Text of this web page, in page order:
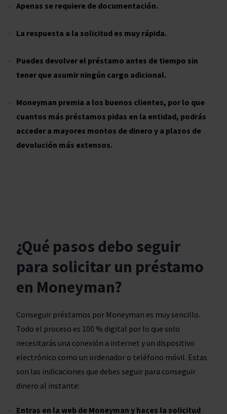
Apenas se requiere de documentación.
La respuesta a la solicitud es muy rápida.
Puedes devolver el préstamo antes de tiempo sin
tener que asumir ningún cargo adicional.
Moneyman premia a los buenos clientes, por lo que
cuantos más préstamos pidas en la entidad, podrás
acceder a mayores montos de dinero y a plazos de
devolución más extensos.
Conseguir préstamos por Moneyman es muy sencillo.
Todo el proceso es 100 % digital por lo que solo
necesitarás una conexión a internet y un dispositivo
electrónico como un ordenador o teléfono móvil. Estas
son las indicaciones que debes seguir para conseguir
dinero al instante:
Entras en la web de Moneyman y haces la solicitud
¿Qué pasos debo seguir
para solicitar un préstamo
en Moneyman?